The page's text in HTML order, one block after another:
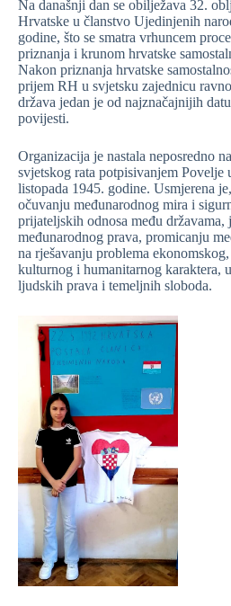
Na današnji dan se obilježava 32.
Hrvatske u članstvo Ujedinjenih
godine, što se smatra vrhuncem
priznanja i krunom hrvatske
Nakon priznanja hrvatske
prijem RH u svjetsku zajednicu
država jedan je od najznačajnijih
povijesti.
Organizacija je nastala neposredno
svjetskog rata potpisivanjem Povelje
listopada 1945. godine. Usmjerena
očuvanju međunarodnog mira i
prijateljskih odnosa među državama,
međunarodnog prava, promicanju
na rješavanju problema
kulturnog i humanitarnog karaktera,
ljudskih prava i temeljnih sloboda.